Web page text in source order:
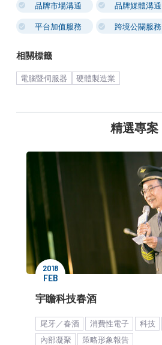
品牌市場溝通 品牌媒體溝通
平台加值服務 跨境公關服務
相關標籤
電腦暨伺服器 硬體製造業
精選專案
2018
FEB
宇瞻科技春酒
尾牙／春酒 消費性電子 科技
內部凝聚
策略形象報告